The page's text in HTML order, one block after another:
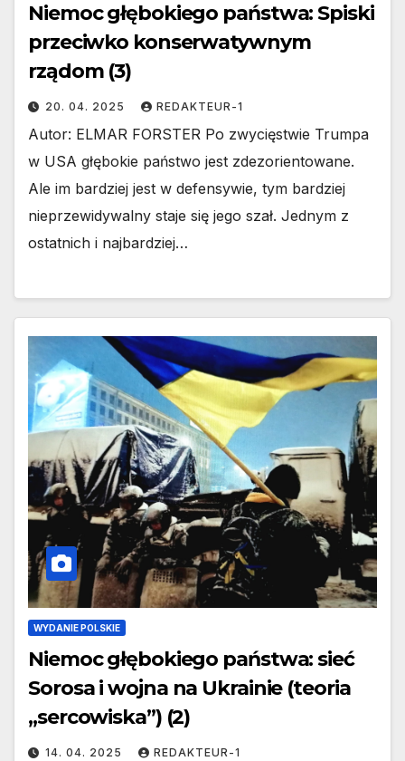
Niemoc głębokiego państwa: Spiski
przeciwko konserwatywnym
rządom (3)
20. 04. 2025 REDAKTEUR-1
Autor: ELMAR FORSTER Po zwycięstwie Trumpa
w USA głębokie państwo jest zdezorientowane.
Ale im bardziej jest w defensywie, tym bardziej
nieprzewidywalny staje się jego szał. Jednym z
ostatnich i najbardziej…
WYDANIE POLSKIE
Niemoc głębokiego państwa: sieć
Sorosa i wojna na Ukrainie (teoria
„sercowiska”) (2)
14. 04. 2025 REDAKTEUR-1